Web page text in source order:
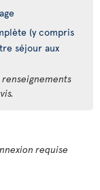
(y compris
séjour aux
renseignements
requise